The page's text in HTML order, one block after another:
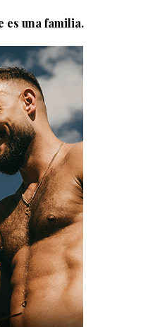
es una familia.